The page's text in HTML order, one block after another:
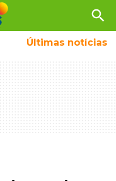
search
Últimas notícias